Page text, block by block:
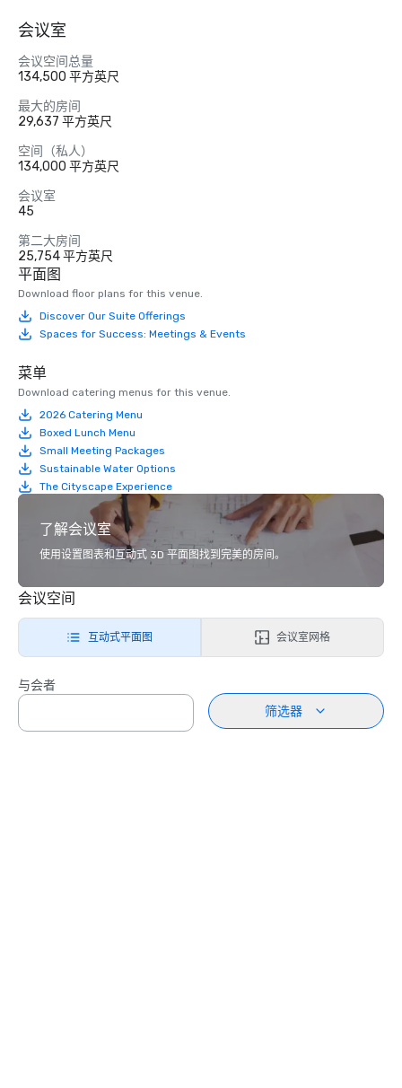
会议室
会议空间总量
134,500 平方英尺
最大的房间
29,637 平方英尺
空间（私人）
134,000 平方英尺
会议室
45
第二大房间
25,754 平方英尺
平面图
Download floor plans for this venue.
Discover Our Suite Offerings
Spaces for Success: Meetings & Events
菜单
Download catering menus for this venue.
2026 Catering Menu
Boxed Lunch Menu
Small Meeting Packages
Sustainable Water Options
The Cityscape Experience
了解会议室
使用设置图表和互动式 3D 平面图找到完美的房间。
会议空间
互动式平面图 会议室网格
与会者
筛选器